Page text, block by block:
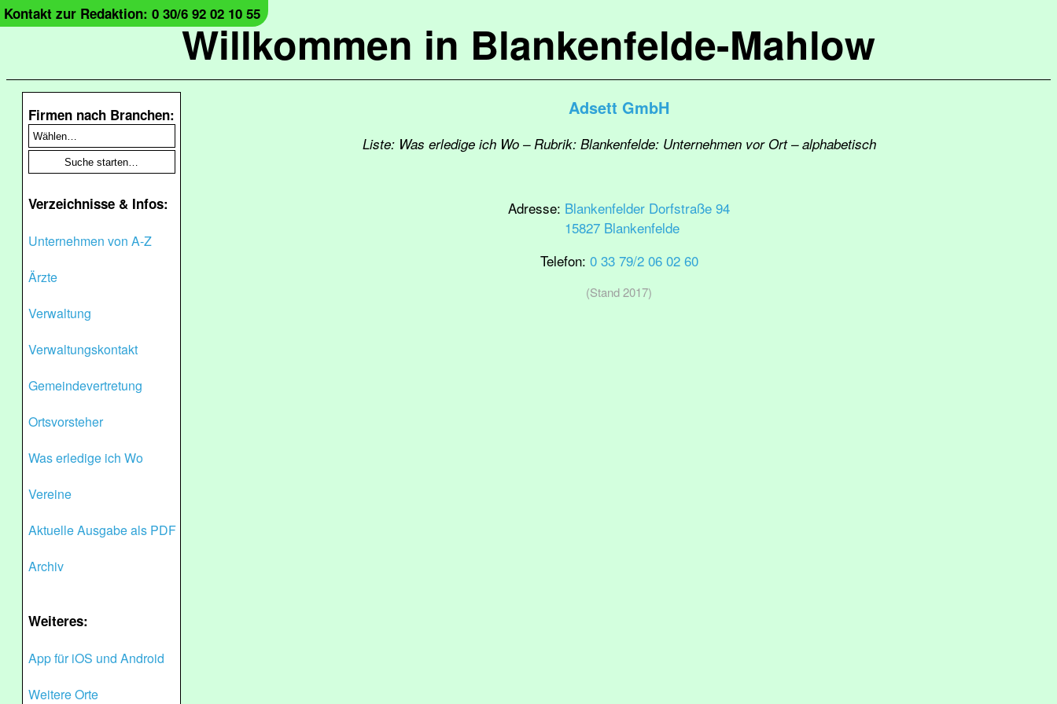
Willkommen in Blankenfelde-Mahlow
Kontakt zur Redaktion: 0 30/6 92 02 10 55
Firmen nach Branchen:
Verzeichnisse & Infos:
Unternehmen von A-Z
Ärzte
Verwaltung
Verwaltungskontakt
Gemeindevertretung
Ortsvorsteher
Was erledige ich Wo
Vereine
Aktuelle Ausgabe als PDF
Archiv
Weiteres:
App für iOS und Android
Weitere Orte
Adsett GmbH
Liste: Was erledige ich Wo – Rubrik: Blankenfelde: Unternehmen vor Ort – alphabetisch
Adresse: Blankenfelder Dorfstraße 94
15827 Blankenfelde
Telefon: 0 33 79/2 06 02 60
(Stand 2017)